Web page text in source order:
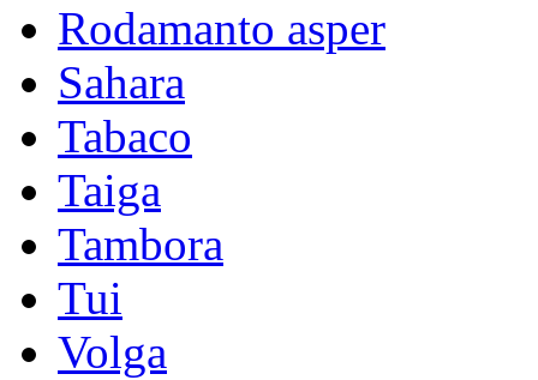
Rodamanto asper
Sahara
Tabaco
Taiga
Tambora
Tui
Volga